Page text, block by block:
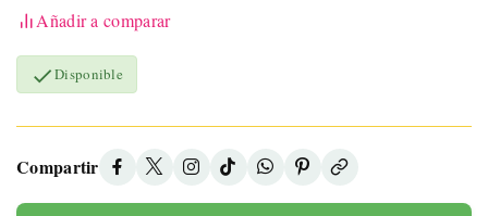
Añadir a comparar
Disponible
Compartir